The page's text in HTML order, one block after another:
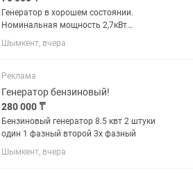
Генератор в хорошем состоянии.
Номинальная мощность 2,7кВт
максимальная 3.0кВт
Шымкент, вчера
Реклама
Генератор бензиновый!
280 000 ₸
Бензиновый генератор 8.5 квт 2 штуки
один 1 фазный второй 3х фазный
Шымкент, вчера